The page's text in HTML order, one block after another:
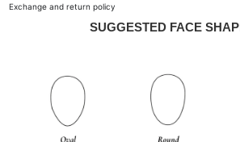
Exchange and return policy
SUGGESTED FACE